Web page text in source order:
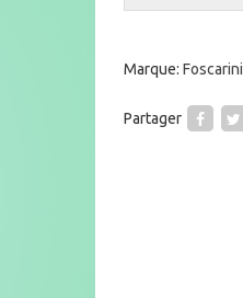
Marque: Foscarini
Partager